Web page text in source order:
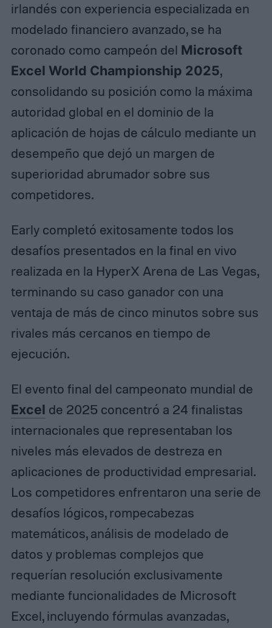
irlandés con experiencia especializada en
modelado financiero avanzado, se ha
coronado como campeón del Microsoft
Excel World Championship 2025,
consolidando su posición como la máxima
autoridad global en el dominio de la
aplicación de hojas de cálculo mediante un
desempeño que dejó un margen de
superioridad abrumador sobre sus
competidores.
Early completó exitosamente todos los
desafíos presentados en la final en vivo
realizada en la HyperX Arena de Las Vegas,
terminando su caso ganador con una
ventaja de más de cinco minutos sobre sus
rivales más cercanos en tiempo de
ejecución.
El evento final del campeonato mundial de
Excel de 2025 concentró a 24 finalistas
internacionales que representaban los
niveles más elevados de destreza en
aplicaciones de productividad empresarial.
Los competidores enfrentaron una serie de
desafíos lógicos, rompecabezas
matemáticos, análisis de modelado de
datos y problemas complejos que
requerían resolución exclusivamente
mediante funcionalidades de Microsoft
Excel, incluyendo fórmulas avanzadas,